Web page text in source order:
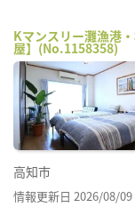
Kマンスリー灘漁港
屋】(No.1158358)
高知市
情報更新日 2026/08/09